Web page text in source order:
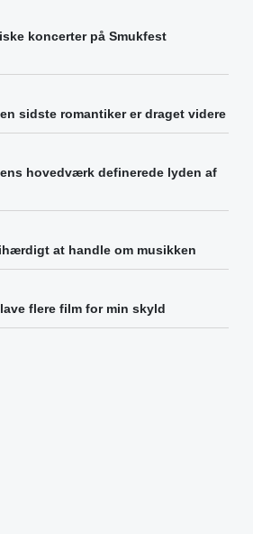
koncerter på Smukfest
sidste romantiker er draget videre
hovedværk definerede lyden af
at handle om musikken
flere film for min skyld